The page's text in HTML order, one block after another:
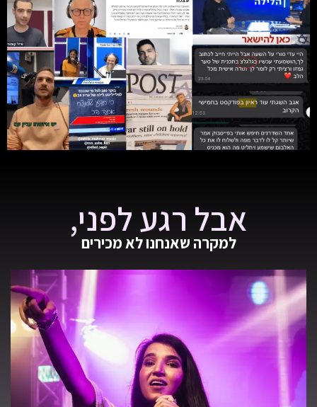
אבל רגע לפני,
למקרה שאנחנו לא מכירים